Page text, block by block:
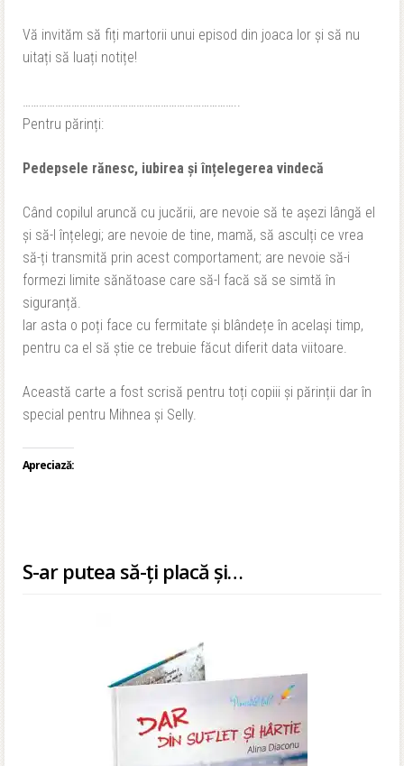
Vă invităm să fiți martorii unui episod din joaca lor și să nu
uitați să luați notițe!
Pentru părinți:
Pedepsele rănesc, iubirea și înțelegerea vindecă
Când copilul aruncă cu jucării, are nevoie să te așezi lângă el
și să-l înțelegi; are nevoie de tine, mamă, să asculți ce vrea
să-ți transmită prin acest comportament; are nevoie să-i
formezi limite sănătoase care să-l facă să se simtă în
siguranță.
Iar asta o poți face cu fermitate și blândețe în același timp,
pentru ca el să știe ce trebuie făcut diferit data viitoare.
Această carte a fost scrisă pentru toți copiii și părinții dar în
special pentru Mihnea și Selly.
Apreciază:
S-ar putea să-ți placă și…